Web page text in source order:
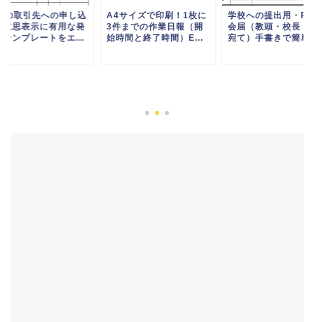
の取引先への申し込
意思表示に有用な発
テンプレートをエ...
A4サイズで印刷！1枚に
3件までの作業日報（開
始時間と終了時間）E...
学校への提出用・
会届（教頭・校長・
宛て）手書きで簡単